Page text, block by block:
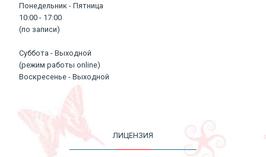
Понедельник - Пятница
10:00 - 17:00
(по записи)
Суббота - Выходной
(режим работы online)
Воскресенье - Выходной
ЛИЦЕНЗИЯ